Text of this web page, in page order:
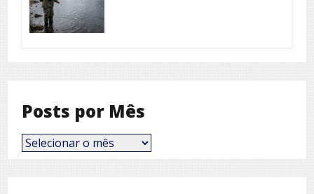
Posts por Mês
Posts
por